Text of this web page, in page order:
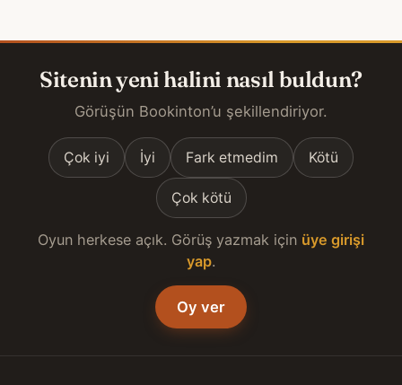
Sitenin yeni halini nasıl buldun?
Görüşün Bookinton’u şekillendiriyor.
Çok iyi İyi Fark etmedim Kötü
Çok kötü
Oyun herkese açık. Görüş yazmak için üye girişi
yap.
Oy ver